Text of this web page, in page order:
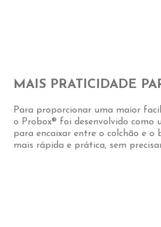
MAIS PRATICIDADE
Para proporcionar uma maior
o Probox® foi desenvolvido como
para encaixar entre o colchão e o
mais rápida e prática, sem